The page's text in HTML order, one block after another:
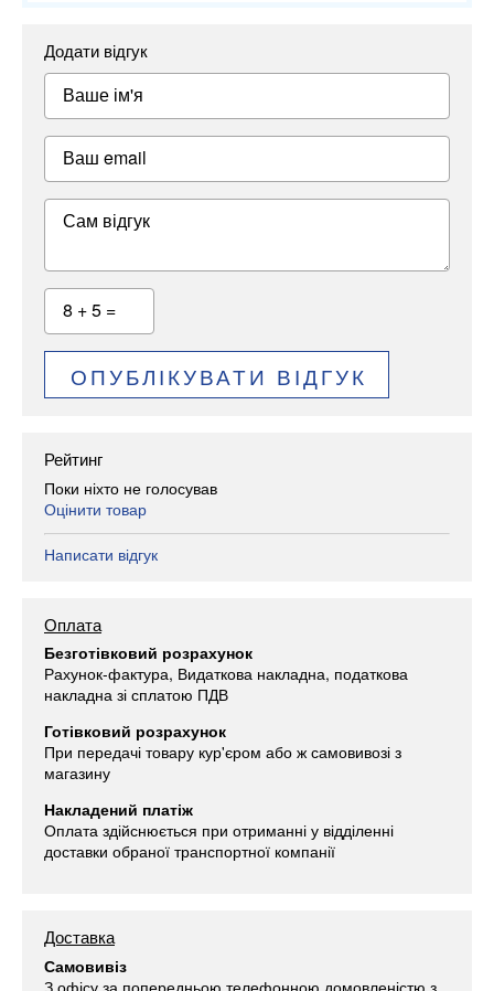
Додати відгук
Ваше ім'я
Ваш email
Сам відгук
8 + 5 =
ОПУБЛІКУВАТИ ВІДГУК
Рейтинг
Поки ніхто не голосував
Оцінити товар
Написати відгук
Оплата
Безготівковий розрахунок
Рахунок-фактура, Видаткова накладна, податкова
накладна зі сплатою ПДВ
Готівковий розрахунок
При передачі товару кур'єром або ж самовивозі з
магазину
Накладений платіж
Оплата здійснюється при отриманні у відділенні
доставки обраної транспортної компанії
Доставка
Самовивіз
З офісу за попередньою телефонною домовленістю з